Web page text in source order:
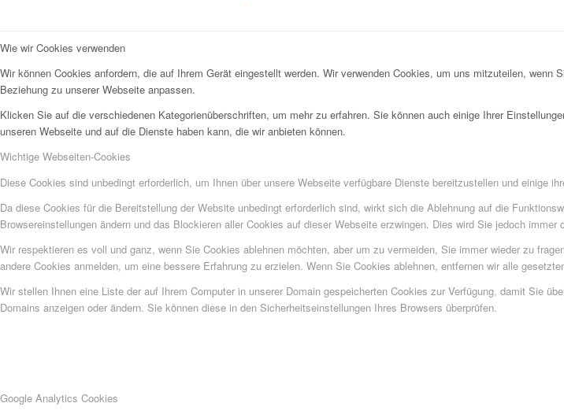
Wie wir Cookies verwenden
Wir können Cookies anfordern, die auf Ihrem Gerät eingestellt werden. Wir verwenden Cookies, um uns mitzuteilen,
Beziehung zu unserer Webseite anpassen.
Klicken Sie auf die verschiedenen Kategorienüberschriften, um mehr zu erfahren. Sie können auch einige Ihrer
unseren Webseite und auf die Dienste haben kann, die wir anbieten können.
Wichtige Webseiten-Cookies
Diese Cookies sind unbedingt erforderlich, um Ihnen über unsere Webseite verfügbare Dienste bereitzustellen und einige
Da diese Cookies für die Bereitstellung der Website unbedingt erforderlich sind, wirkt sich die Ablehnung auf die
Browsereinstellungen ändern und das Blockieren aller Cookies auf dieser Webseite erzwingen. Dies wird Sie jedoch
Wir respektieren es voll und ganz, wenn Sie Cookies ablehnen möchten, aber um zu vermeiden, Sie immer wieder zu
andere Cookies anmelden, um eine bessere Erfahrung zu erzielen. Wenn Sie Cookies ablehnen, entfernen wir alle
Wir stellen Ihnen eine Liste der auf Ihrem Computer in unserer Domain gespeicherten Cookies zur Verfügung, damit Sie
Domains anzeigen oder ändern. Sie können diese in den Sicherheitseinstellungen Ihres Browsers überprüfen.
Google Analytics Cookies